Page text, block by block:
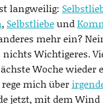
langweilig:
, Selbstliebeund
mehr ein?
Wichtigeres.
Woche wieder
mich über
jetzt, mit dem